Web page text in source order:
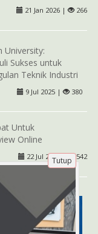
21 Jan 2026 | 266
University:
Sukses untuk
Teknik Industri
9 Jul 2025 | 380
Untuk
Online
22 Jul 2024 | 542
Tutup